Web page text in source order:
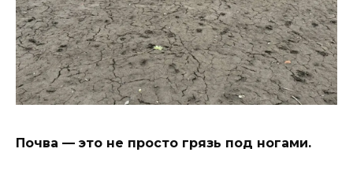
Почва — это не просто грязь под ногами.